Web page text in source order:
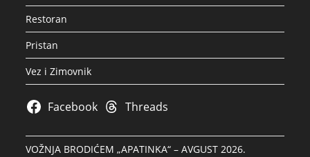
Restoran
Pristan
Vez i Zimovnik
Facebook Threads
VOŽNJA BRODIĆEM „APATINKA“ – AVGUST 2026.